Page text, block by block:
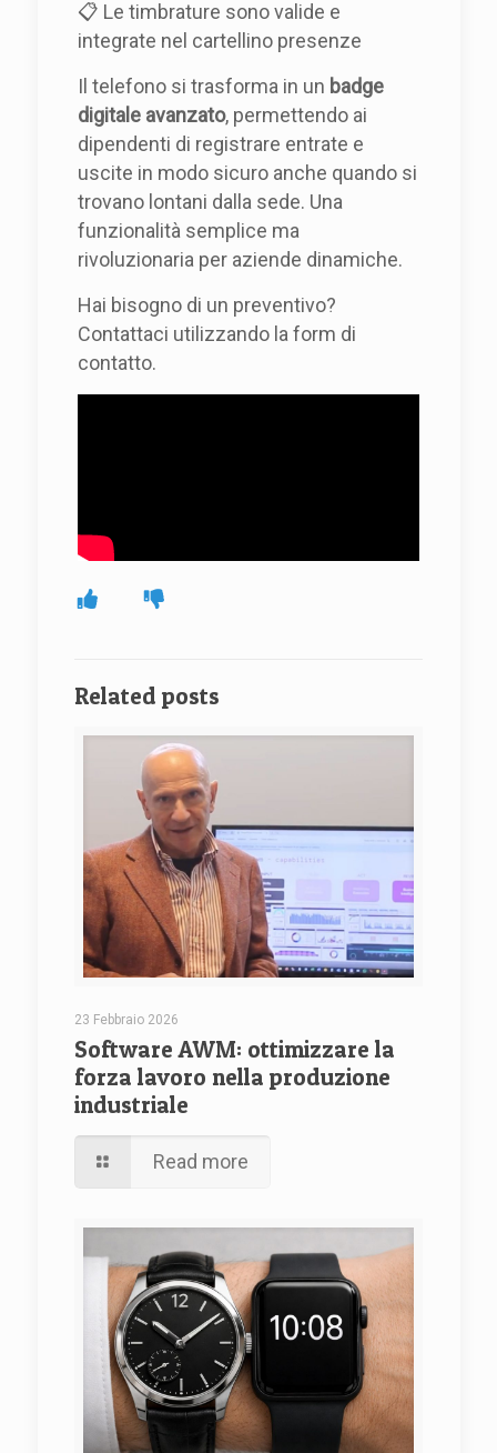
📋 Le timbrature sono valide e
integrate nel cartellino presenze
Il telefono si trasforma in un badge
digitale avanzato, permettendo ai
dipendenti di registrare entrate e
uscite in modo sicuro anche quando si
trovano lontani dalla sede. Una
funzionalità semplice ma
rivoluzionaria per aziende dinamiche.
Hai bisogno di un preventivo?
Contattaci utilizzando la form di
contatto.
Related posts
23 Febbraio 2026
Software AWM: ottimizzare la
forza lavoro nella produzione
industriale
Read more